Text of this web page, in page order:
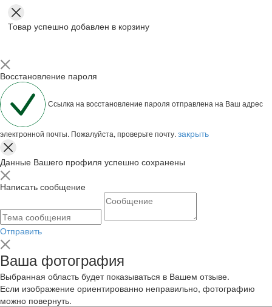
Товар успешно добавлен в корзину
Восстановление пароля
Ссылка на восстановление пароля отправлена на Ваш адрес
электронной почты. Пожалуйста, проверьте почту. закрыть
Данные Вашего профиля успешно сохранены
Написать сообщение
Отправить
Ваша фотография
Выбранная область будет показываться в Вашем отзыве.
Если изображение ориентированно неправильно, фотографию
можно повернуть.